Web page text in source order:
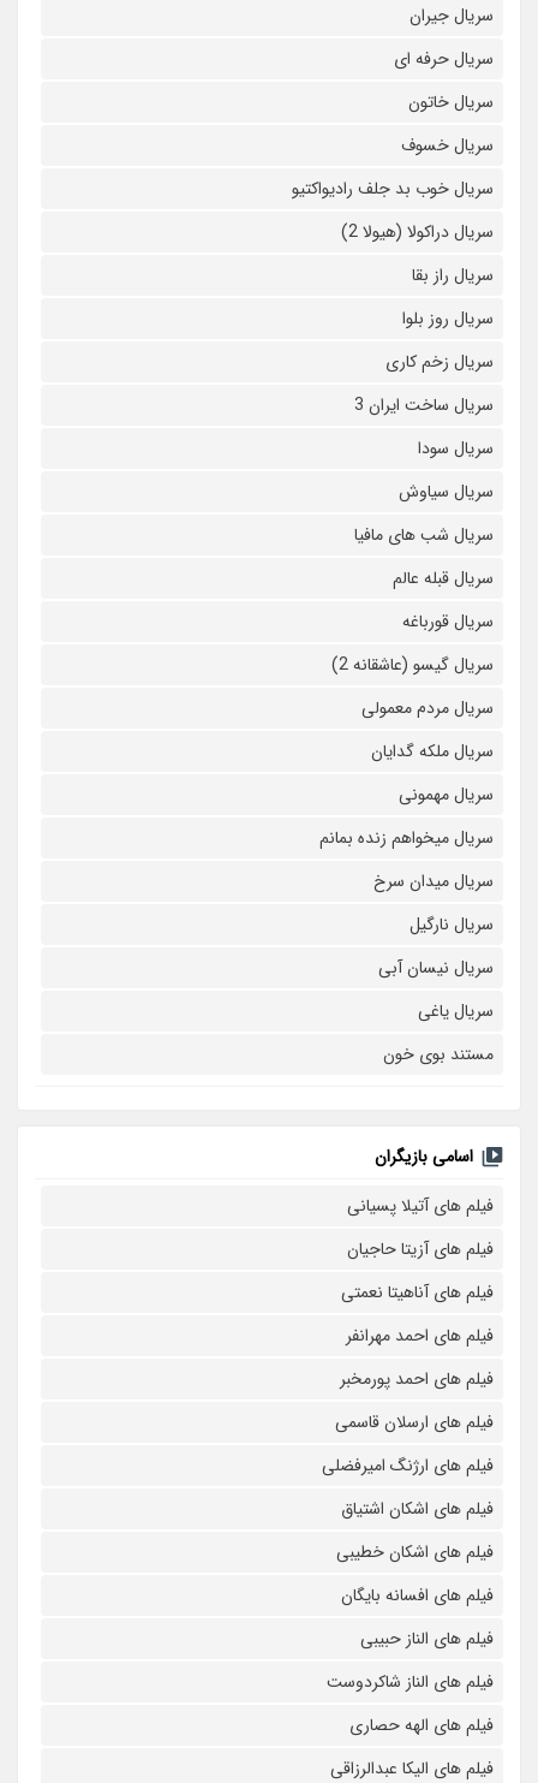
سریال جیران
سریال حرفه ای
سریال خاتون
سریال خسوف
سریال خوب بد جلف رادیواکتیو
سریال دراکولا (هیولا 2)
سریال راز بقا
سریال روز بلوا
سریال زخم کاری
سریال ساخت ایران 3
سریال سودا
سریال سیاوش
سریال شب های مافیا
سریال قبله عالم
سریال قورباغه
سریال گیسو (عاشقانه 2)
سریال مردم معمولی
سریال ملکه گدایان
سریال مهمونی
سریال میخواهم زنده بمانم
سریال میدان سرخ
سریال نارگیل
سریال نیسان آبی
سریال یاغی
مستند بوی خون
اسامی بازیگران
فیلم های آتیلا پسیانی
فیلم های آزیتا حاجیان
فیلم های آناهیتا نعمتی
فیلم های احمد مهرانفر
فیلم های احمد پورمخبر
فیلم های ارسلان قاسمی
فیلم های ارژنگ امیرفضلی
فیلم های اشکان اشتیاق
فیلم های اشکان خطیبی
فیلم های افسانه بایگان
فیلم های الناز حبیبی
فیلم های الناز شاکردوست
فیلم های الهه حصاری
فیلم های الیکا عبدالرزاقی